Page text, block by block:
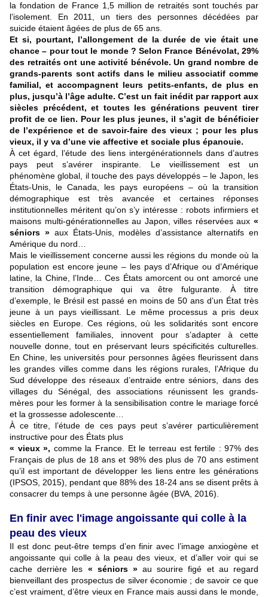
la fondation de France 1,5 million de retraités sont touchés par
l’isolement. En 2011, un tiers des personnes décédées par
suicide étaient âgées de plus de 65 ans.
Et si, pourtant, l’allongement de la durée de vie était une
chance – pour tout le monde ? Selon France Bénévolat, 29%
des retraités ont une activité bénévole. Un grand nombre de
grands-parents sont actifs dans le milieu associatif comme
familial, et accompagnent leurs petits-enfants, de plus en
plus, jusqu’à l’âge adulte. C’est un fait inédit par rapport aux
siècles précédent, et toutes les générations peuvent tirer
profit de ce lien. Pour les plus jeunes, il s’agit de bénéficier
de l’expérience et de savoir-faire des vieux ; pour les plus
vieux, il y va d’une vie affective et sociale plus épanouie.
À cet égard, l’étude des liens intergénérationnels dans d’autres
pays peut s’avérer inspirante. Le vieillissement est un
phénomène global, il touche des pays développés – le Japon, les
États-Unis, le Canada, les pays européens – où la transition
démographique est très avancée et certaines réponses
institutionnelles méritent qu’on s’y intéresse : robots infirmiers et
maisons multi-générationnelles au Japon, villes réservées aux «
séniors »aux États-Unis, modèles d’assistance alternatifs en
Amérique du nord…
Mais le vieillissement concerne aussi les régions du monde où la
population est encore jeune – les pays d’Afrique ou d’Amérique
latine, la Chine, l’Inde… Ces États amorcent ou ont amorcé une
transition démographique qui va être fulgurante. À titre
d’exemple, le Brésil est passé en moins de 50 ans d’un État très
jeune à un pays vieillissant. Le même processus a pris deux
siècles en Europe. Ces régions, où les solidarités sont encore
essentiellement familiales, innovent pour s’adapter à cette
nouvelle donne, tout en préservant leurs spécificités culturelles.
En Chine, les universités pour personnes âgées fleurissent dans
les grandes villes comme dans les régions rurales, l’Afrique du
Sud développe des réseaux d’entraide entre séniors, dans des
villages du Sénégal, des associations réunissent les grands-
mères pour les former à la sensibilisation contre le mariage forcé
et la grossesse adolescente…
À ce titre, l’étude de ces pays peut s’avérer particulièrement
instructive pour des États plus
« vieux », comme la France. Et le terreau est fertile : 97% des
Français de plus de 18 ans et 98% des plus de 70 ans estiment
qu’il est important de développer les liens entre les générations
(IPSOS, 2015), pendant que 88% des 18-24 ans se disent prêts à
consacrer du temps à une personne âgée (BVA, 2016).
En finir avec l'image angoissante qui colle à la
peau des vieux
Il est donc peut-être temps d’en finir avec l’image anxiogène et
angoissante qui colle à la peau des vieux, et d’aller voir qui se
cache derrière les « séniors »au sourire figé et au regard
bienveillant des prospectus de silver économie ; de savoir ce que
c’est vraiment, d’être vieux en France mais aussi dans le monde,